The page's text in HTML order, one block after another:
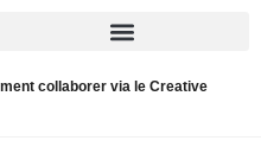
collaborer via le Creative